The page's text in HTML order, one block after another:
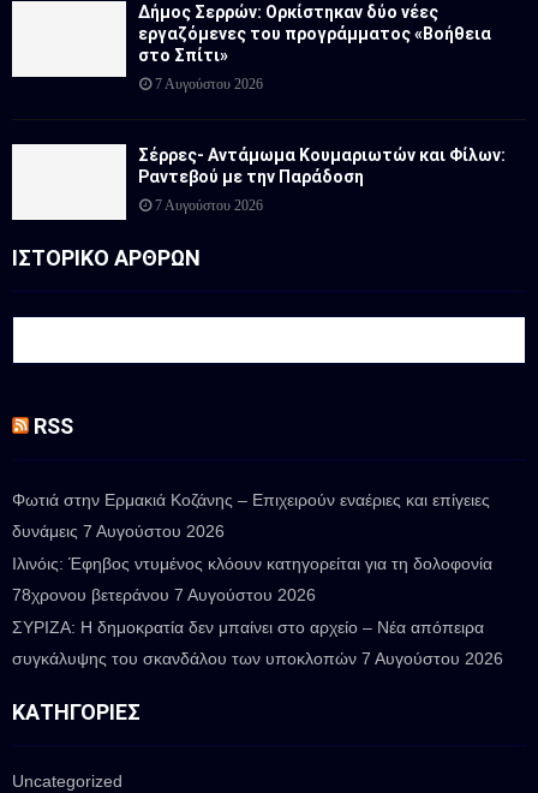
Δήμος Σερρών: Ορκίστηκαν δύο νέες
εργαζόμενες του προγράμματος «Βοήθεια
στο Σπίτι»
7 Αυγούστου 2026
Σέρρες- Αντάμωμα Κουμαριωτών και Φίλων:
Ραντεβού με την Παράδοση
7 Αυγούστου 2026
ΙΣΤΟΡΙΚΟ ΑΡΘΡΩΝ
RSS
Φωτιά στην Ερμακιά Κοζάνης – Επιχειρούν εναέριες και επίγειες
δυνάμεις 7 Αυγούστου 2026
Ιλινόις: Έφηβος ντυμένος κλόουν κατηγορείται για τη δολοφονία
78χρονου βετεράνου 7 Αυγούστου 2026
ΣΥΡΙΖΑ: Η δημοκρατία δεν μπαίνει στο αρχείο – Νέα απόπειρα
συγκάλυψης του σκανδάλου των υποκλοπών 7 Αυγούστου 2026
ΚΑΤΗΓΟΡΊΕΣ
Uncategorized